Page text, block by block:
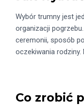
Wybór trumny jest
organizacji
ceremonii, sposób
oczekiwania
Co zrobić